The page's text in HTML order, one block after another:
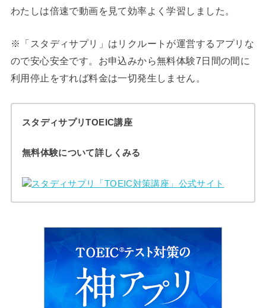
わたしは倍速で動画を見て効率よく学習しました。
※「スタディサプリ」はリクルートが運営するアプリな
ので安心安全です。お申込みから無料体験7日間の間に
利用停止をすれば料金は一切発生しません。
スタディサプリTOEIC講座
無料体験について詳しくみる
スタディサプリ「TOEIC対策講座」公式サイト